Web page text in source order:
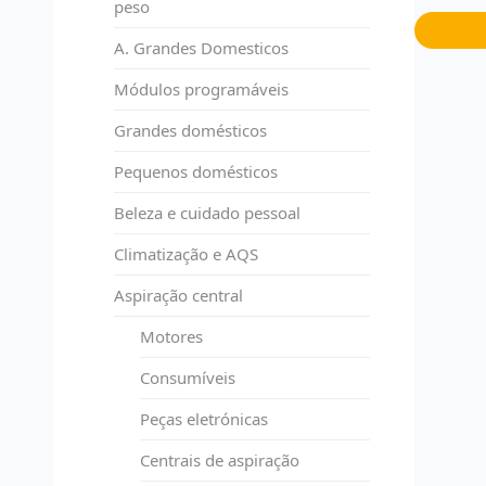
peso
A. Grandes Domesticos
Módulos programáveis
Grandes domésticos
Pequenos domésticos
Beleza e cuidado pessoal
Climatização e AQS
Aspiração central
Motores
Consumíveis
Peças eletrónicas
Centrais de aspiração